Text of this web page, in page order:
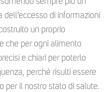
dell’eccesso di informazioni
un proprio
che per ogni alimento
e chiari per poterlo
perché risulti essere
per il nostro stato di salute.